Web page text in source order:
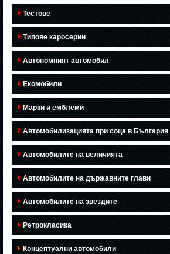
Тестове
Типове каросерии
Автономният автомобил
Екомобили
Марки и емблеми
Автомобилизацията при соца в България
Автомобилите на величията
Автомобилите на държавните глави
Автомобилите на звездите
Ретрокласика
Концептуални автомобили